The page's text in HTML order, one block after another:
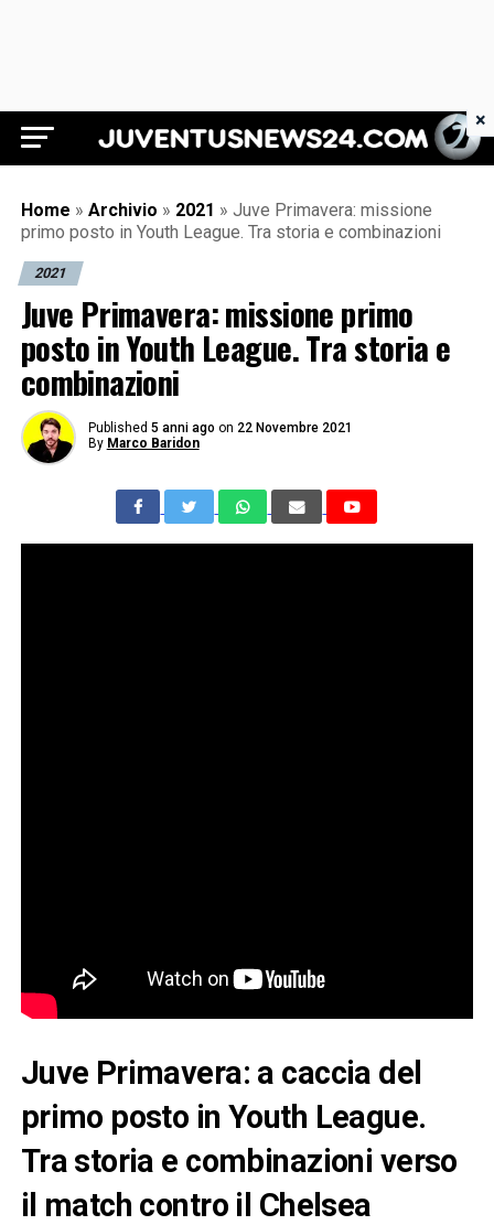
Juventus News 24
Home » Archivio » 2021 » Juve Primavera: missione
primo posto in Youth League. Tra storia e combinazioni
2021
Juve Primavera: missione primo
posto in Youth League. Tra storia e
combinazioni
Published 5 anni ago on 22 Novembre 2021
By Marco Baridon
Juve Primavera: a caccia del
primo posto in Youth League.
Tra storia e combinazioni verso
il match contro il Chelsea
×